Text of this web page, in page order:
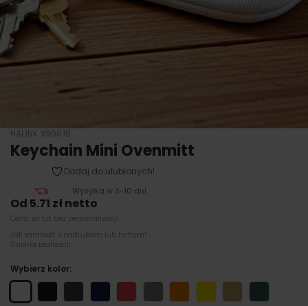
HALINK X90016
Keychain Mini Ovenmitt
Dodaj do ulubionych!
Wysyłka w 3-10 dni
Od 5.71 zł netto
Cena za szt bez personalizacji
Jak zamówić z nadrukiem lub haftem? ›
Galeria realizacji ›
Wybierz kolor: